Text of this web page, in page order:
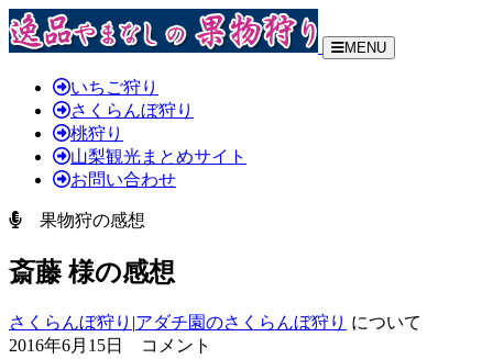
MENU
いちご狩り
さくらんぼ狩り
桃狩り
山梨観光まとめサイト
お問い合わせ
果物狩の感想
斎藤 様の感想
さくらんぼ狩り |アダチ園のさくらんぼ狩り について
2016年6月15日 コメント